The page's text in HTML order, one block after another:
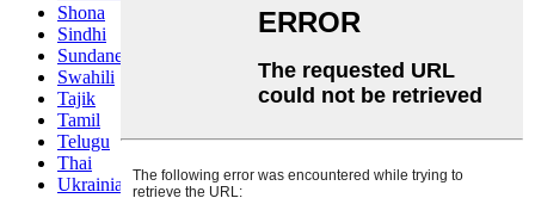
Shona
Sindhi
Sundanese
Swahili
Tajik
Tamil
Telugu
Thai
Ukrainian